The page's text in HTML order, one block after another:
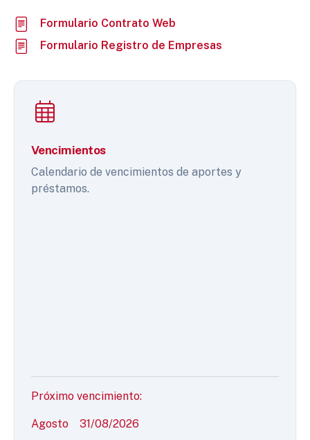
Formulario Contrato Web
Formulario Registro de Empresas
Vencimientos
Calendario de vencimientos de aportes y
préstamos.
Próximo vencimiento:
Agosto 31/08/2026